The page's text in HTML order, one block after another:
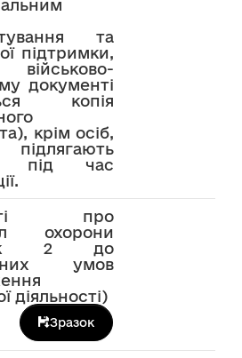
та
підтримки,
документі
копія
крім осіб,
під час
про
охорони
2 до
умов
діяльності)
Зразок